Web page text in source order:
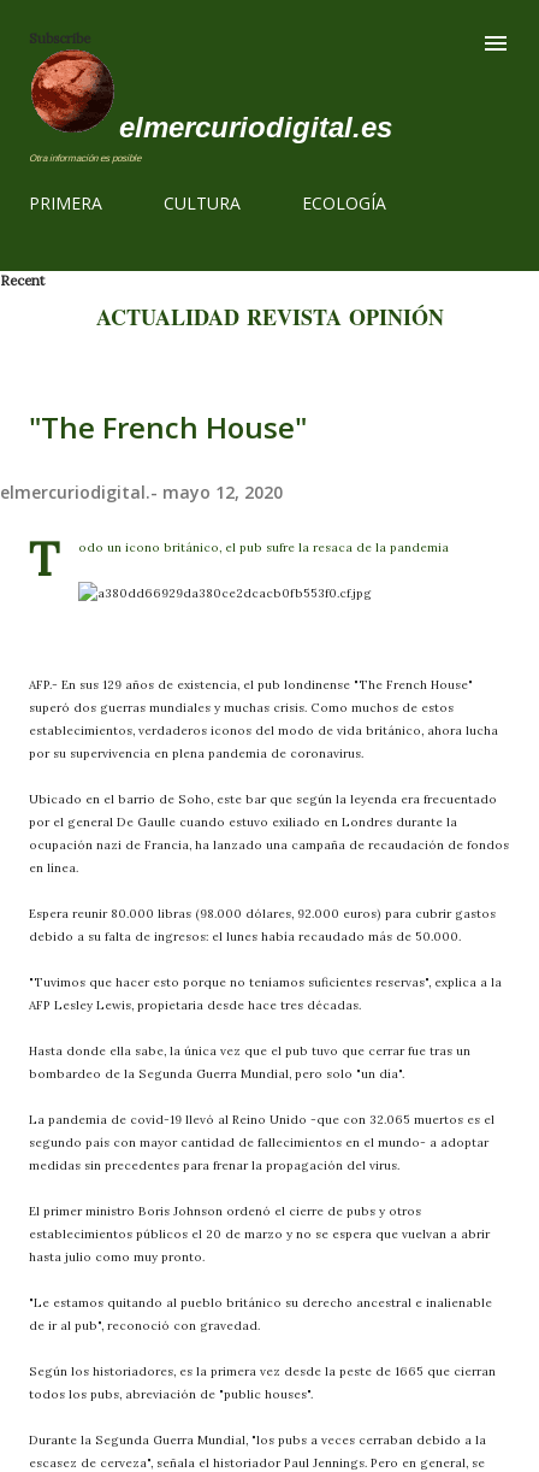
Subscribe
elmercuriodigital.es
Otra información es posible
PRIMERA CULTURA ECOLOGÍA
Recent
ACTUALIDAD REVISTA OPINIÓN
"The French House"
elmercuriodigital.- mayo 12, 2020
T odo un icono británico, el pub sufre la resaca de la pandemia
AFP.- En sus 129 años de existencia, el pub londinense "The French House"
superó dos guerras mundiales y muchas crisis. Como muchos de estos
establecimientos, verdaderos iconos del modo de vida británico, ahora lucha
por su supervivencia en plena pandemia de coronavirus.
Ubicado en el barrio de Soho, este bar que según la leyenda era frecuentado
por el general De Gaulle cuando estuvo exiliado en Londres durante la
ocupación nazi de Francia, ha lanzado una campaña de recaudación de fondos
en línea.
Espera reunir 80.000 libras (98.000 dólares, 92.000 euros) para cubrir gastos
debido a su falta de ingresos: el lunes había recaudado más de 50.000.
"Tuvimos que hacer esto porque no teníamos suficientes reservas", explica a la
AFP Lesley Lewis, propietaria desde hace tres décadas.
Hasta donde ella sabe, la única vez que el pub tuvo que cerrar fue tras un
bombardeo de la Segunda Guerra Mundial, pero solo "un día".
La pandemia de covid-19 llevó al Reino Unido -que con 32.065 muertos es el
segundo país con mayor cantidad de fallecimientos en el mundo- a adoptar
medidas sin precedentes para frenar la propagación del virus.
El primer ministro Boris Johnson ordenó el cierre de pubs y otros
establecimientos públicos el 20 de marzo y no se espera que vuelvan a abrir
hasta julio como muy pronto.
"Le estamos quitando al pueblo británico su derecho ancestral e inalienable
de ir al pub", reconoció con gravedad.
Según los historiadores, es la primera vez desde la peste de 1665 que cierran
todos los pubs, abreviación de "public houses".
Durante la Segunda Guerra Mundial, "los pubs a veces cerraban debido a la
escasez de cerveza", señala el historiador Paul Jennings. Pero en general, se